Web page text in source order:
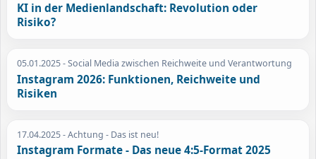
KI in der Medienlandschaft: Revolution oder
Risiko?
05.01.2025- Social Media zwischen Reichweite und Verantwortung
Instagram 2026: Funktionen, Reichweite und
Risiken
17.04.2025- Achtung - Das ist neu!
Instagram Formate - Das neue 4:5-Format 2025